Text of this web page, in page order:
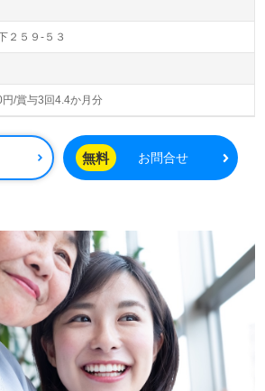
を中心に特別養護老人ホーム、デイサ
テイ、在宅介護支援センター、居宅介
れています。
方市初の特別養護老人ホーム様！『優
顔あふれる楽しい暮らし』を目指す事
験のある方をお迎えします。特別養護
経験は問いません。幅広い年代層の職
なOJT/研修制度、先輩職員様からのあ
護支援を行いたい』『資格/経験を活か
技術力を高めたい』『働きがいを感じ
』『転職で施設形態や環境を変えて働
歓迎です。募集詳細等、担当コンサル
ます。お問い合わせも遠慮なくお願い
医療/福祉業界の正社員/パート求人探
護】＊求人情報収集、将来的に検討の
２５９-５３
/賞与3回4.4か月分
無料 お問合せ